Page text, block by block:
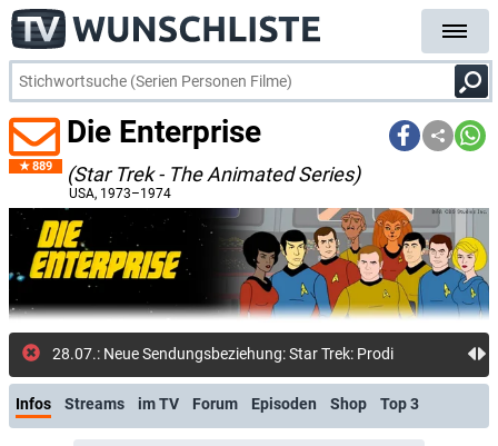
889
Die Enterprise
(Star Trek - The Animated Series)
USA, 1973–1974
28.07.: Neue Sendungsbeziehung: Star Trek: Prodigy
Infos Streams im TV Forum Episoden Shop Top 3